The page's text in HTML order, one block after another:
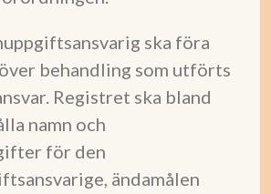
ska föra
behandling som utförts
Registret ska bland
namn och
för den
ändamålen